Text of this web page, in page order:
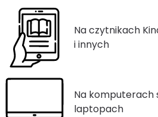
Na czytnikach
i innych
Na komputerach
laptopach